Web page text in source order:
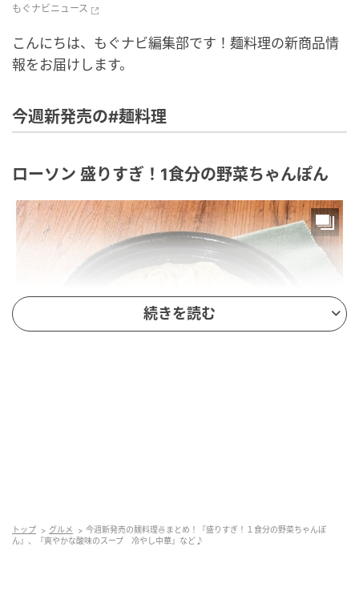
もぐナビニュース
こんにちは、もぐナビ編集部です！麺料理の新商品情
報をお届けします。
今週新発売の#麺料理
ローソン 盛りすぎ！1食分の野菜ちゃんぽん
生労働省「健康日本21」より)
続きを読む
トップ グルメ
今週新発売の麺料理🍜まとめ！『盛りすぎ！１食分の野菜ちゃんぽ
ん』、『爽やかな酸味のスープ 冷やし中華』など♪